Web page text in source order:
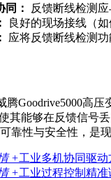
同：
反馈断线检测
良好的现场接线（
应将反馈断线检测
腾Goodrive5000高
其能够在反馈信号
靠性与安全性，是
+工业多机协同驱
+工业过程控制精准